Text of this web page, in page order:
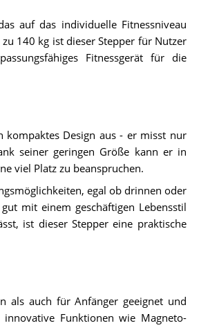
auf das individuelle Fitnessniveau
140 kg ist dieser Stepper für Nutzer
Fitnessgerät für die
kompaktes Design aus - er misst nur
seiner geringen Größe kann er in
viel Platz zu beanspruchen.
egal ob drinnen oder
mit einem geschäftigen Lebensstil
ist dieser Stepper eine praktische
als auch für Anfänger geeignet und
Funktionen wie Magneto-